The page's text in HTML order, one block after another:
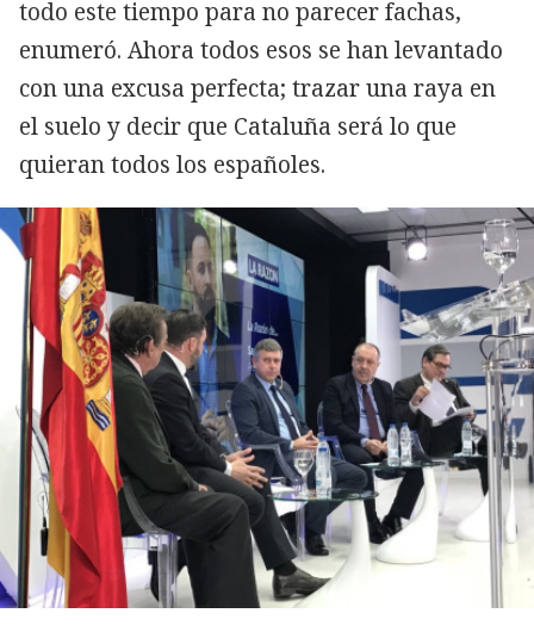
todo este tiempo para no parecer fachas,
enumeró. Ahora todos esos se han levantado
con una excusa perfecta; trazar una raya en
el suelo y decir que Cataluña será lo que
quieran todos los españoles.